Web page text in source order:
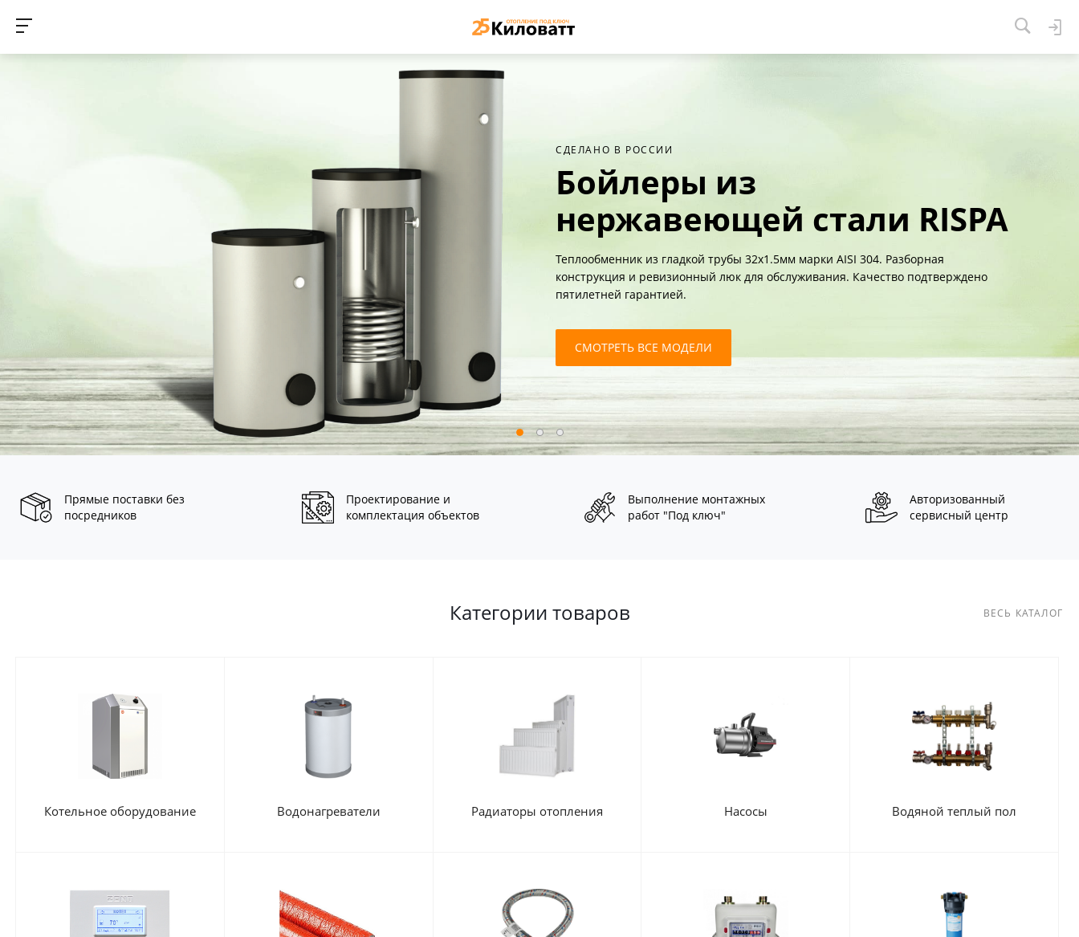
СДЕЛАНО В РОССИИ
Бойлеры из
нержавеющей стали RISPA
Теплообменник из гладкой трубы 32х1.5мм марки AISI 304. Разборная
конструкция и ревизионный люк для обслуживания. Качество подтверждено
пятилетней гарантией.
СМОТРЕТЬ ВСЕ МОДЕЛИ
Прямые поставки без
посредников
Проектирование и
комплектация объектов
Выполнение монтажных
работ "Под ключ"
Авторизованный
сервисный центр
Категории товаров ВЕСЬ КАТАЛОГ
Котельное оборудование Водонагреватели Радиаторы отопления Насосы Водяной теплый пол